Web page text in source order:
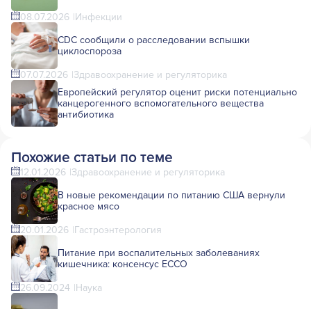
08.07.2026 Инфекции
CDC сообщили о расследовании вспышки
циклоспороза
07.07.2026 Здравоохранение и регуляторика
Европейский регулятор оценит риски потенциально
канцерогенного вспомогательного вещества
антибиотика
Похожие статьи по теме
12.01.2026 Здравоохранение и регуляторика
В новые рекомендации по питанию США вернули
красное мясо
20.01.2026 Гастроэнтерология
Питание при воспалительных заболеваниях
кишечника: консенсус ECCO
26.09.2024 Наука